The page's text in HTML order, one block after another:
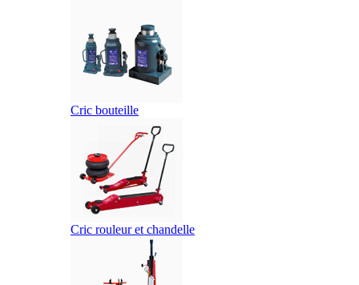
Cric bouteille
Cric rouleur et chandelle